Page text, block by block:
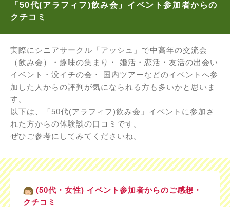
「50代(アラフィフ)飲み会」イベント参加者からの
クチコミ
実際にシニアサークル「アッシュ」で中高年の交流会
（飲み会）・趣味の集まり・ 婚活・恋活・友活の出会い
イベント・没イチの会・ 国内ツアーなどのイベントへ参
加した人からの評判が気になられる方も多いかと思いま
す。
以下は、「50代(アラフィフ)飲み会」イベントに参加さ
れた方からの体験談の口コミです。
ぜひご参考にしてみてくださいね。
(50代・女性) イベント参加者からのご感想・
クチコミ